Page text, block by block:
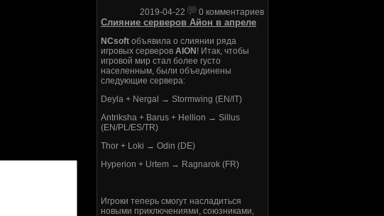
2019-04-22 0 комментариев
Слияние серверов Айон в апреле
NCsoft объявила о слиянии ряда
игровых серверов AION ! Итак, чтобы
игровой мир стал более густо
населенным, были объединены
следующие сервера:
Deyla + Nergal → Stormwing (EN/IT)
Antriksha + Barus + Hellion → Sillus
(EN/PL/ES/TR)
Thor + Loki → Odin (DE)
Hyperion + Urtem → Ragnarok (FR)
Игроки теперь смогут насладиться
новыми приключениями, союзниками,